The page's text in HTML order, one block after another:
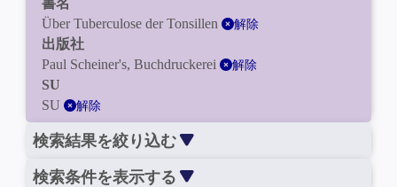
書名
Über Tuberculose der Tonsillen
解除
出版社
Paul Scheiner's, Buchdruckerei
解除
SU
SU
解除
検索結果を絞り込む
検索条件を表示する